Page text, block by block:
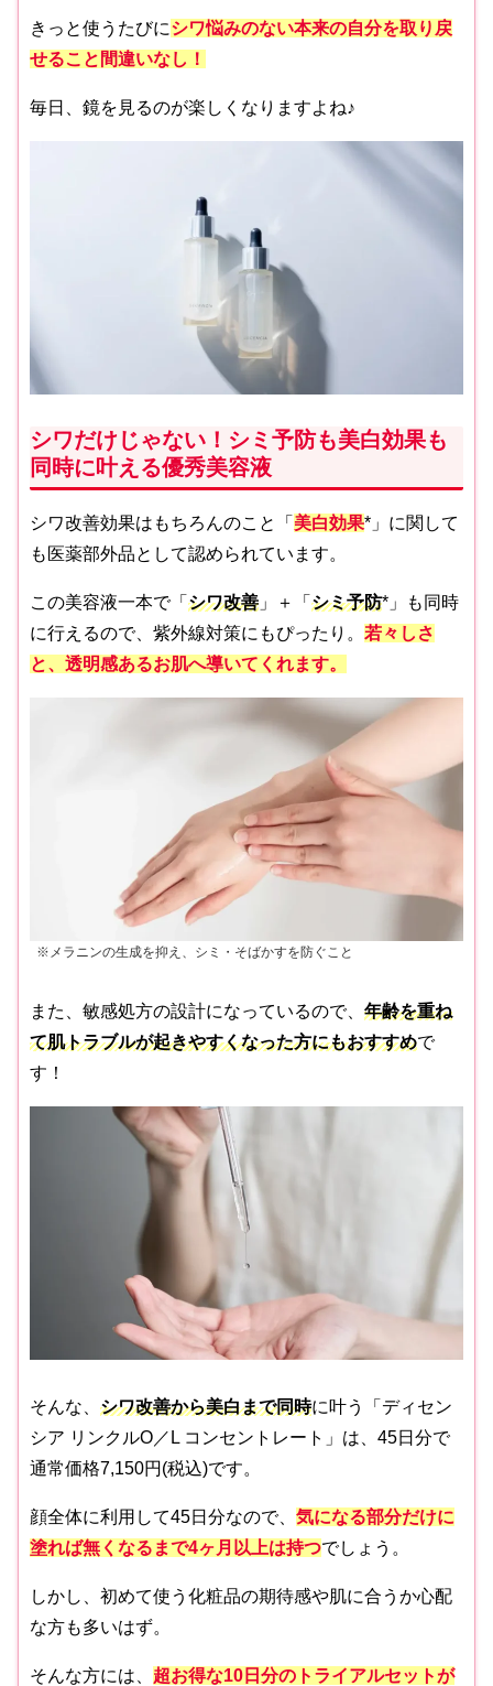
きっと使うたびにシワ悩みのない本来の自分を取り戻
せること間違いなし ！
毎日、鏡を見るのが楽しくなりますよね♪
シワだけじゃない！シミ予防も美白効果も
同時に叶える優秀美容液
シワ改善効果はもちろんのこと「 美白効果*」に関して
も医薬部外品として認められています。
この美容液一本で「 シワ改善 」＋「 シミ予防*」も同時
に行えるので、紫外線対策にもぴったり。 若々しさ
と、透明感あるお肌へ導いてくれます。
※メラニンの生成を抑え、シミ・そばかすを防ぐこと
また、敏感処方の設計になっているので、 年齢を重ね
て肌トラブルが起きやすくなった方にもおすすめで
す！
そんな、 シワ改善から美白まで同時に叶う「ディセン
シア リンクルO／L コンセントレート」は、45日分で
通常価格7,150円(税込)です。
顔全体に利用して45日分なので、 気になる部分だけに
塗れば無くなるまで4ヶ月以上は持つでしょう。
しかし、初めて使う化粧品の期待感や肌に合うか心配
な方も多いはず。
そんな方には、 超お得な10日分のトライアルセットが